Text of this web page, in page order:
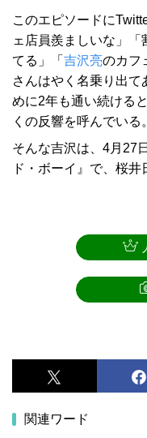
このエピソードに
ェ店員羨ましいな」「
てる」「 吉沢亮のカフ
さんはやく名乗り出て
めに2年も通い続ける
くの反響を呼んでいる。
そんな吉沢は、4月27
ド・ボーイ』で、桜井
関連ワード